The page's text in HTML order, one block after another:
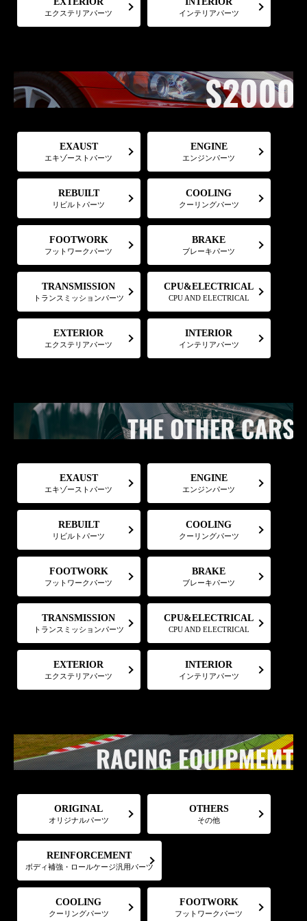
エクステリアパーツ インテリアパーツ
EXAUST
エキゾーストパーツ
ENGINE
エンジンパーツ
REBUILT
リビルトパーツ
COOLING
クーリングパーツ
FOOTWORK
フットワークパーツ
BRAKE
ブレーキパーツ
TRANSMISSION
トランスミッションパーツ
CPU&ELECTRICAL
CPU AND ELECTRICAL
EXTERIOR
エクステリアパーツ
INTERIOR
インテリアパーツ
EXAUST
エキゾーストパーツ
ENGINE
エンジンパーツ
REBUILT
リビルトパーツ
COOLING
クーリングパーツ
FOOTWORK
フットワークパーツ
BRAKE
ブレーキパーツ
TRANSMISSION
トランスミッションパーツ
CPU&ELECTRICAL
CPU AND ELECTRICAL
EXTERIOR
エクステリアパーツ
INTERIOR
インテリアパーツ
ORIGINAL
オリジナルパーツ
OTHERS
その他
REINFORCEMENT
ボディ補強・ロールケージ汎用パーツ
COOLING
クーリングパーツ
FOOTWORK
フットワークパーツ